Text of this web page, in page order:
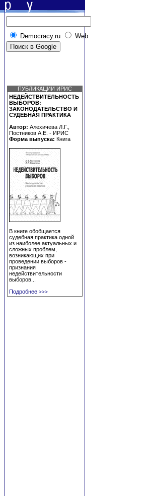
Democracy.ru Web
ПУБЛИКАЦИИ ИРИС
НЕДЕЙСТВИТЕЛЬНОСТЬ
ВЫБОРОВ:
ЗАКОНОДАТЕЛЬСТВО И
СУДЕБНАЯ ПРАКТИКА
Автор: Алехичева Л.Г.,
Постников А.Е. - ИРИС
Форма выпуска: Книга
В книге обобщается
судебная практика одной
из наиболее актуальных и
сложных проблем,
возникающих при
проведении выборов -
признания
недействительности
выборов...
Подробнее >>>